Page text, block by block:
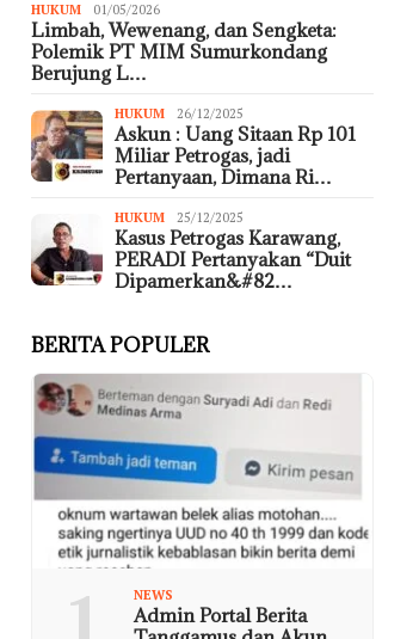
HUKUM 01/05/2026
Limbah, Wewenang, dan Sengketa:
Polemik PT MIM Sumurkondang
Berujung L…
HUKUM 26/12/2025
Askun : Uang Sitaan Rp 101
Miliar Petrogas, jadi
Pertanyaan, Dimana Ri…
HUKUM 25/12/2025
Kasus Petrogas Karawang,
PERADI Pertanyakan “Duit
Dipamerkan&#82…
BERITA POPULER
NEWS
Admin Portal Berita